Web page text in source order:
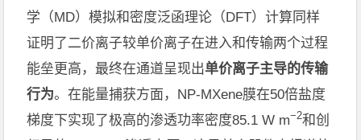
学（MD）模拟和密度泛函理论（DFT）计算同样
证明了二价离子较单价离子在进入和传输两个过程
能垒更高，最终在通道呈现出单价离子主导的传输
行为。在能量捕获方面 ， NP-MXene膜在50倍盐度
梯度下实现了极高的渗透功率密度85.1 W m−2和创